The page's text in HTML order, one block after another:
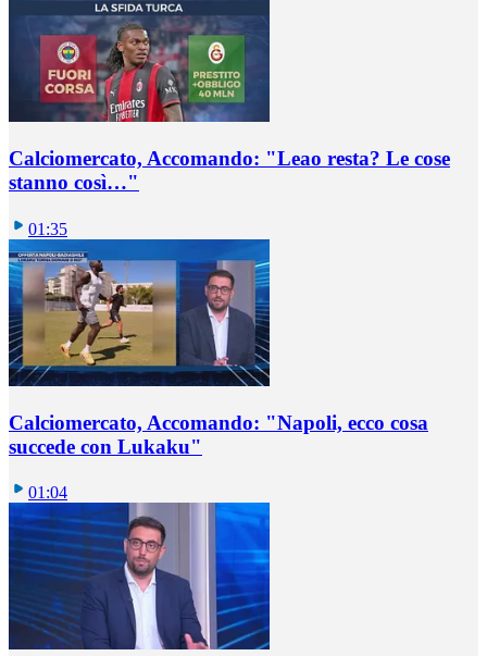
Calciomercato, Accomando: "Leao resta? Le cose
stanno così…"
01:35
Calciomercato, Accomando: "Napoli, ecco cosa
succede con Lukaku"
01:04